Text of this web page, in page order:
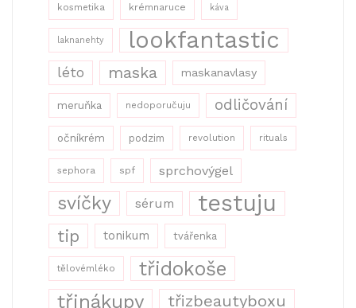
kosmetika krémnaruce káva
laknanehty lookfantastic
léto maska maskanavlasy
meruňka nedoporučuju odličování
očníkrém podzim revolution rituals
sephora spf sprchovýgel
svíčky sérum testuju
tip tonikum tvářenka
tělovémléko
třidokoše
třinákupy
třizbeautyboxu